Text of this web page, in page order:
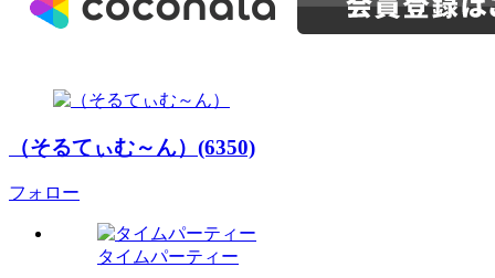
（そるてぃむ～ん）(6350)
フォロー
タイムパーティー